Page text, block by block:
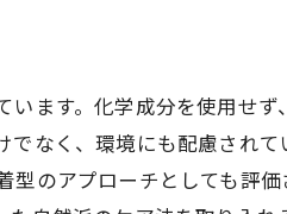
ます。化学成分を使用せず
なく、環境にも配慮され
のアプローチとしても評価